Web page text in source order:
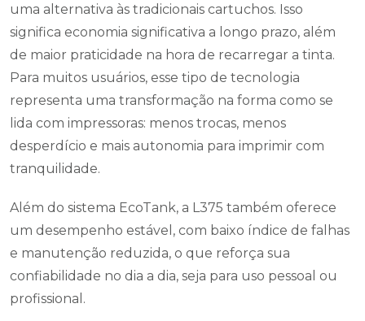
uma alternativa às tradicionais cartuchos. Isso
significa economia significativa a longo prazo, além
de maior praticidade na hora de recarregar a tinta.
Para muitos usuários, esse tipo de tecnologia
representa uma transformação na forma como se
lida com impressoras: menos trocas, menos
desperdício e mais autonomia para imprimir com
tranquilidade.
Além do sistema EcoTank, a L375 também oferece
um desempenho estável, com baixo índice de falhas
e manutenção reduzida, o que reforça sua
confiabilidade no dia a dia, seja para uso pessoal ou
profissional.